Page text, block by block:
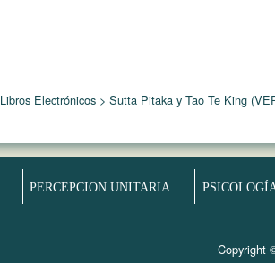
Libros Electrónicos > Sutta Pitaka y Tao Te King
PERCEPCION UNITARIA
Copyright